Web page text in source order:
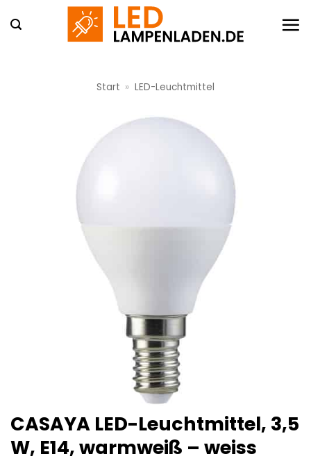
Inhalt
Start » LED-Leuchtmittel
CASAYA LED-Leuchtmittel, 3,5
W, E14, warmweiß – weiss